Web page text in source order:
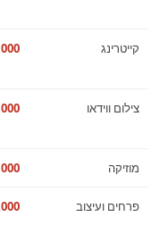
קייטרינג
צילום ווידאו
מוזיקה
פרחים ועיצוב